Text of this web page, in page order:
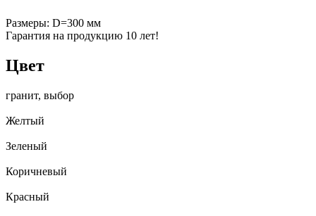
Размеры: D=300 мм
Гарантия на продукцию 10 лет!
Цвет
гранит, выбор
Желтый
Зеленый
Коричневый
Красный